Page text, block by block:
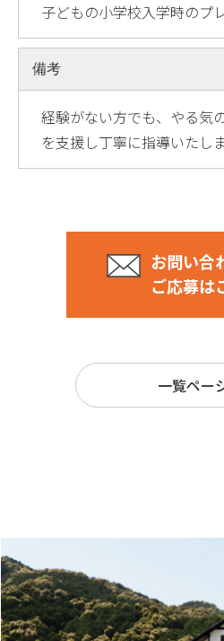
子どもの小学校入学時のプ
備考
経験がない方でも、やる気
を支援し丁寧に指導いたしま
お問い合
ご応募は
一覧ペー